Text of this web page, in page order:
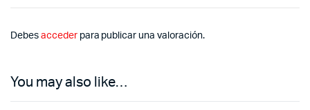
Debes accederpara publicar una valoración.
You may also like…